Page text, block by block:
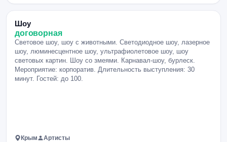
Шоу
договорная
Световое шоу, шоу с животными. Светодиодное шоу, лазерное
шоу, люминесцентное шоу, ультрафиолетовое шоу, шоу
световых картин. Шоу со змеями. Карнавал-шоу, бурлеск.
Мероприятие: корпоратив. Длительность выступления: 30
минут. Гостей: до 100.
Крым Артисты